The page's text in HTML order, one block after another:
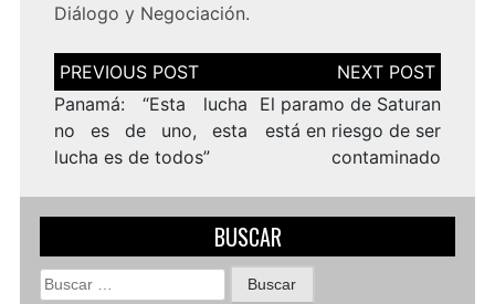
Diálogo y Negociación.
Navegación
de
entradas
Panamá: “Esta lucha
no es de uno, esta
lucha es de todos”
El paramo de Saturan
está en riesgo de ser
contaminado
BUSCAR
Buscar: